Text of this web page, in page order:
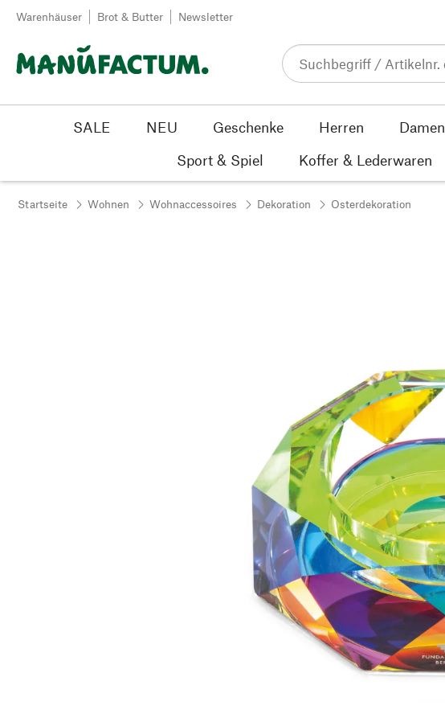
Zum Inhalt springen
Warenhäuser Brot & Butter Newsletter
SALE NEU Geschenke Herren Damen
Sport & Spiel
Koffer & Lederwaren
Startseite Wohnen Wohnaccessoires Dekoration Osterdekoration